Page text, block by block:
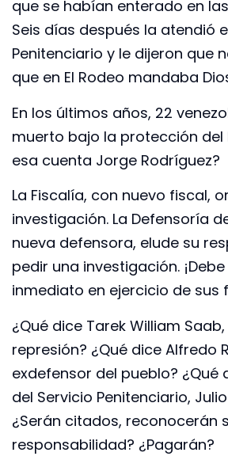
que se habían enterado en
Seis días después la atendió
Penitenciario y le dijeron que
que en El Rodeo mandaba
En los últimos años, 22
muerto bajo la protección del
esa cuenta Jorge Rodríguez?
La Fiscalía, con nuevo fiscal,
investigación. La Defensoría
nueva defensora, elude su
pedir una investigación.
inmediato en ejercicio de sus
¿Qué dice Tarek William
represión? ¿Qué dice Alfredo
exdefensor del pueblo? ¿Qué
del Servicio Penitenciario,
¿Serán citados, reconocerán
responsabilidad? ¿Pagarán?